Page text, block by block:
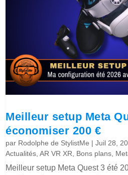
Meilleur setup Meta
économiser 200 €
par Rodolphe de StylistMe |Juil 28,
Actualités,AR VR XR, Bons plans,
Meilleur setup Meta Quest 3 été